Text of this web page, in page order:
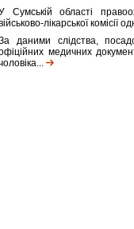
Сумській області
лікарської
даними слідства,
медичних